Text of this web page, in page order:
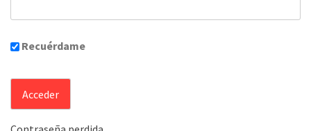
Recuérdame